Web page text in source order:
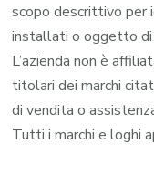
scopo descrittivo
installati o oggetto di
L’azienda non è
titolari dei marchi
di vendita o
Tutti i marchi e loghi